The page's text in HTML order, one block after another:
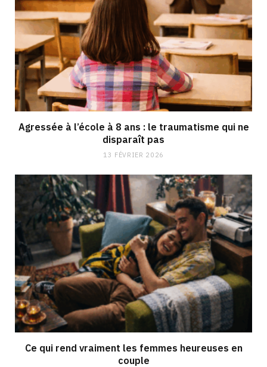
Agressée à l’école à 8 ans : le traumatisme qui ne
disparaît pas
13 FÉVRIER 2026
Ce qui rend vraiment les femmes heureuses en
couple